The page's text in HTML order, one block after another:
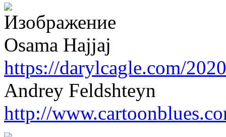
Osama Hajjaj
https://darylcagle.com/
Andrey Feldshteyn
http://